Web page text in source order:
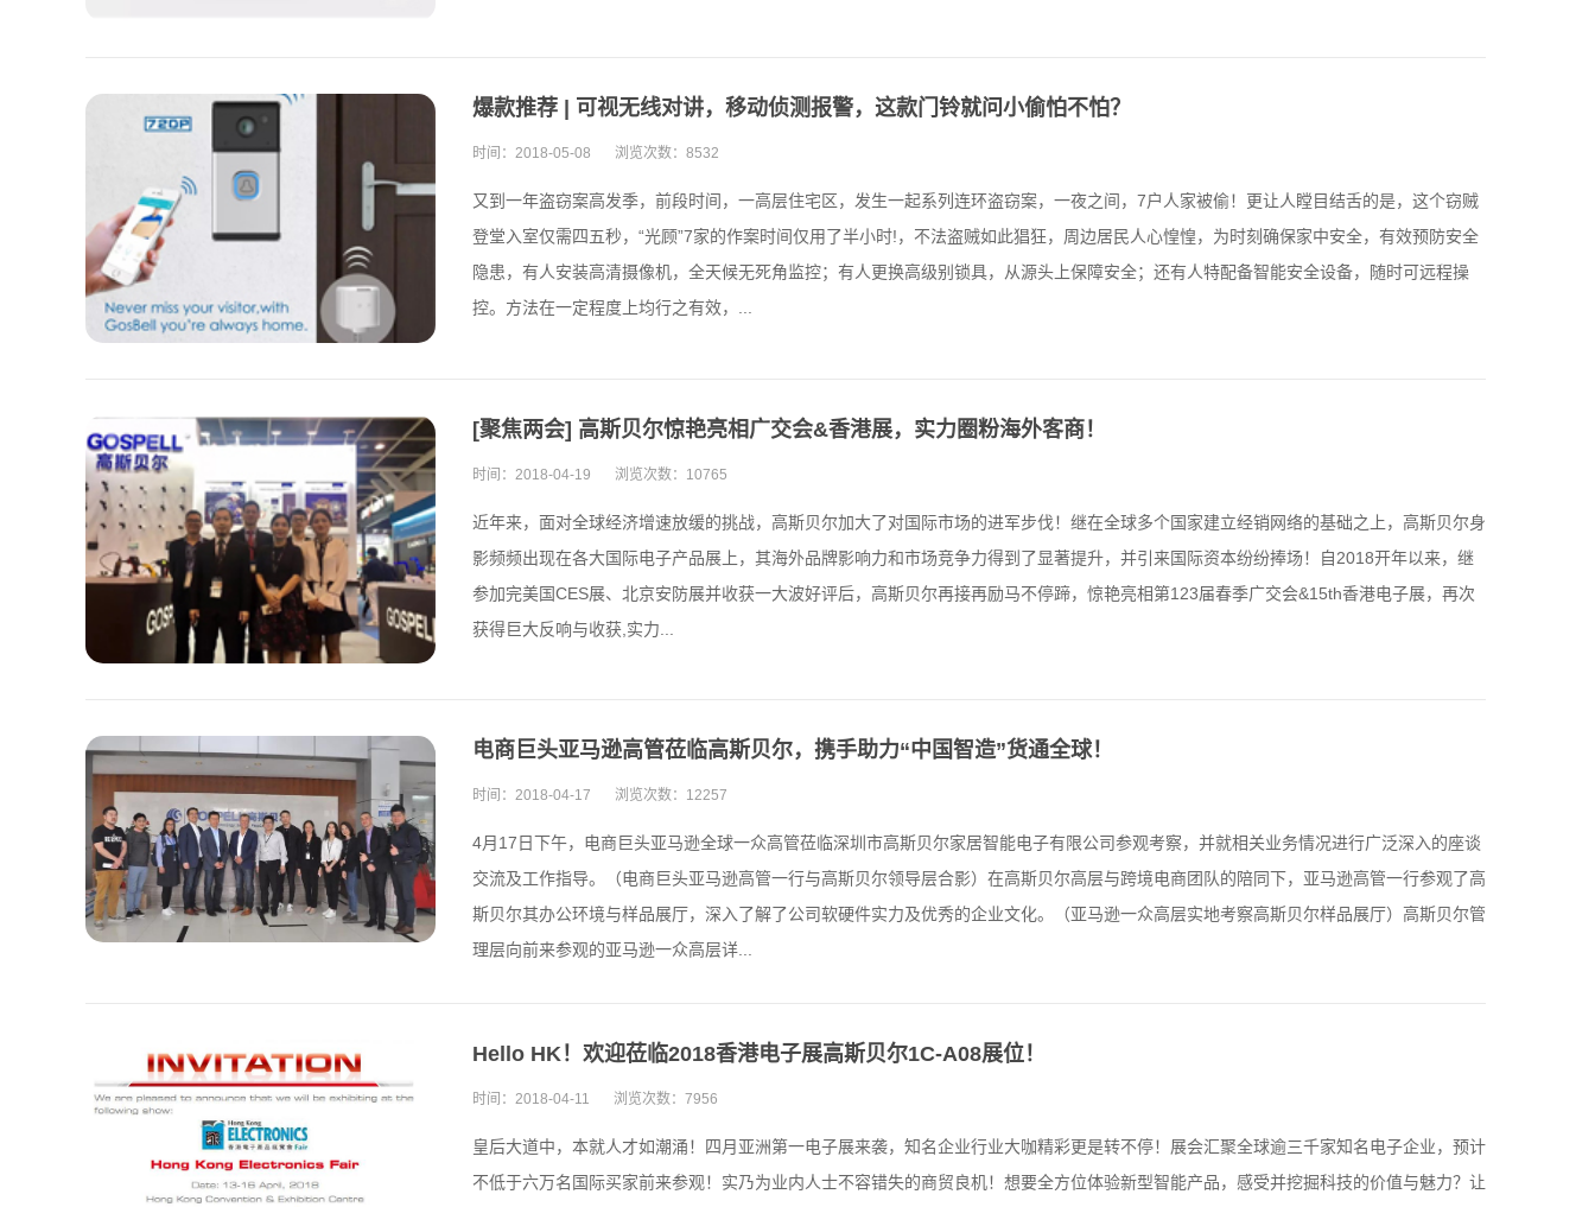
爆款推荐 | 可视无线对讲，移动侦测报警，这款门铃就问小偷怕不怕？
时间： 2018-05-08 浏览次数： 8532
又到一年盗窃案高发季，前段时间，一高层住宅区，发生一起系列连环盗窃案，一夜之间，7户人家被偷！更让人瞠目结舌的是，这个窃贼
登堂入室仅需四五秒，“光顾”7家的作案时间仅用了半小时!，不法盗贼如此猖狂，周边居民人心惶惶，为时刻确保家中安全，有效预防安全
隐患，有人安装高清摄像机，全天候无死角监控；有人更换高级别锁具，从源头上保障安全；还有人特配备智能安全设备，随时可远程操
控。方法在一定程度上均行之有效，...
[聚焦两会] 高斯贝尔惊艳亮相广交会&香港展，实力圈粉海外客商！
时间： 2018-04-19 浏览次数： 10765
近年来，面对全球经济增速放缓的挑战，高斯贝尔加大了对国际市场的进军步伐！继在全球多个国家建立经销网络的基础之上，高斯贝尔身
影频频出现在各大国际电子产品展上，其海外品牌影响力和市场竞争力得到了显著提升，并引来国际资本纷纷捧场！自2018开年以来，继
参加完美国CES展、北京安防展并收获一大波好评后，高斯贝尔再接再励马不停蹄，惊艳亮相第123届春季广交会&15th香港电子展，再次
获得巨大反响与收获,实力...
电商巨头亚马逊高管莅临高斯贝尔，携手助力“中国智造”货通全球！
时间： 2018-04-17 浏览次数： 12257
4月17日下午，电商巨头亚马逊全球一众高管莅临深圳市高斯贝尔家居智能电子有限公司参观考察，并就相关业务情况进行广泛深入的座谈
交流及工作指导。（电商巨头亚马逊高管一行与高斯贝尔领导层合影）在高斯贝尔高层与跨境电商团队的陪同下，亚马逊高管一行参观了高
斯贝尔其办公环境与样品展厅，深入了解了公司软硬件实力及优秀的企业文化。（亚马逊一众高层实地考察高斯贝尔样品展厅）高斯贝尔管
理层向前来参观的亚马逊一众高层详...
Hello HK！欢迎莅临2018香港电子展高斯贝尔1C-A08展位！
时间： 2018-04-11 浏览次数： 7956
皇后大道中，本就人才如潮涌！四月亚洲第一电子展来袭，知名企业行业大咖精彩更是转不停！展会汇聚全球逾三千家知名电子企业，预计
不低于六万名国际买家前来参观！实乃为业内人士不容错失的商贸良机！想要全方位体验新型智能产品，感受并挖掘科技的价值与魅力？让